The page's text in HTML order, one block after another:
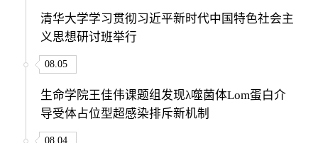
清华大学学习贯彻习近平新时代中国特色社会主
义思想研讨班举行
08.05
生命学院王佳伟课题组发现λ噬菌体Lom蛋白介
导受体占位型超感染排斥新机制
08.04